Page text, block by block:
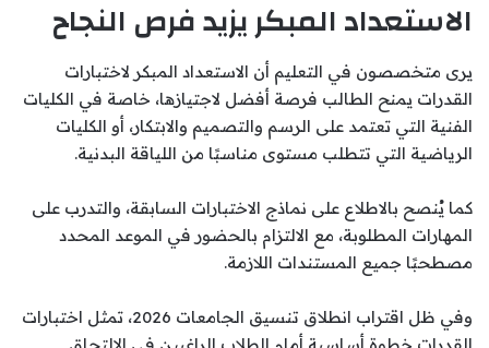
الاستعداد المبكر يزيد فرص النجاح
يرى متخصصون في التعليم أن الاستعداد المبكر لاختبارات
القدرات يمنح الطالب فرصة أفضل لاجتيازها، خاصة في الكليات
الفنية التي تعتمد على الرسم والتصميم والابتكار، أو الكليات
الرياضية التي تتطلب مستوى مناسبًا من اللياقة البدنية.
كما يُنصح بالاطلاع على نماذج الاختبارات السابقة، والتدرب على
المهارات المطلوبة، مع الالتزام بالحضور في الموعد المحدد
مصطحبًا جميع المستندات اللازمة.
وفي ظل اقتراب انطلاق تنسيق الجامعات 2026، تمثل اختبارات